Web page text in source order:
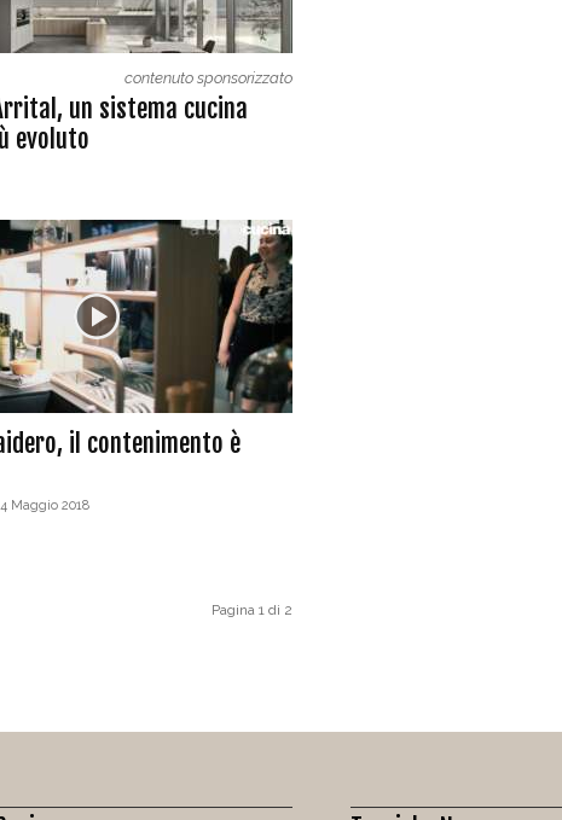
contenuto sponsorizzato
un sistema cucina
evoluto
il contenimento è
Maggio 2018
Pagina 1 di 2